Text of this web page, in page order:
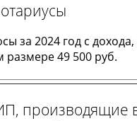
за 2024 год с
размере 49 500 руб.
производящие